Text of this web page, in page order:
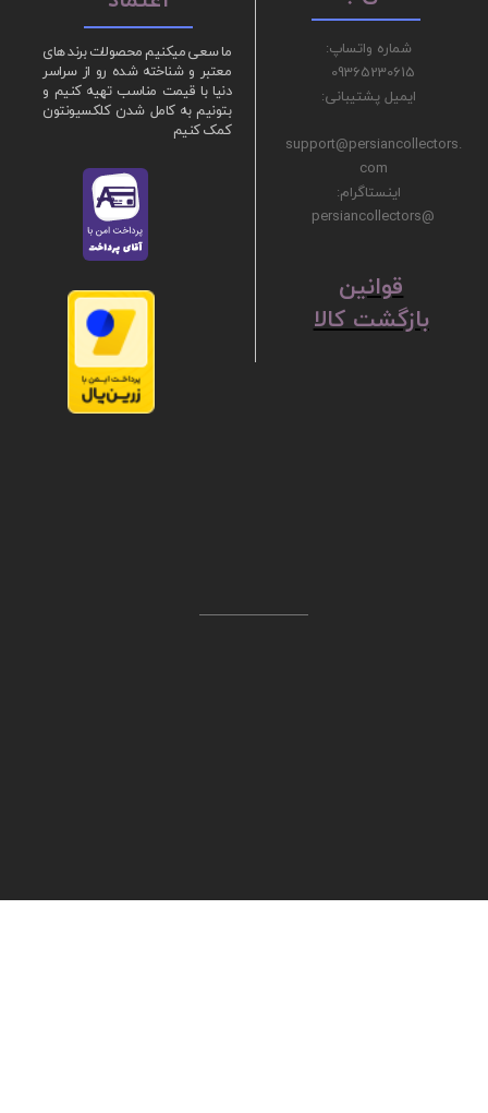
ما سعی میکنیم محصولات برند های
معتبر و شناخته شده رو از سراسر
دنیا با قیمت مناسب تهیه کنیم و
بتونیم به کامل شدن کلکسیونتون
کمک کنیم
شماره واتساپ:
09365230615
ایمیل پشتیبانی:
support@persiancollectors.
com
اینستاگرام:
@persiancollectors
ق​​​​​​​وانین
بازگشت کالا